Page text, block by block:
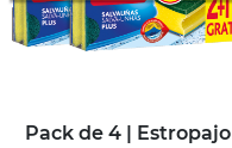
Pack de 4 | Estropajo